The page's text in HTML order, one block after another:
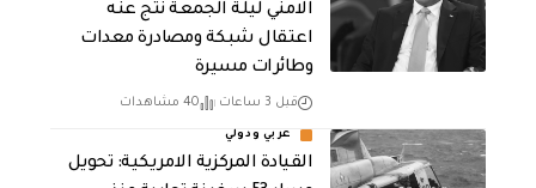
الامني ليلة الجمعة نتج عنه
اعتقال شبكة ومصادرة معدات
وطائرات مسيرة
قبل 3 ساعات 40 مشاهدات
عربي ودولي
القيادة المركزية الامريكية: تحويل